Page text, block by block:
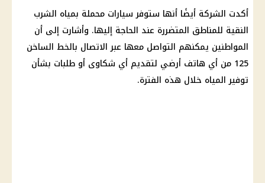
أكدت الشركة أيضًا أنها ستوفرسيارات محملة بمياه الشرب
النقية للمناطق المتضررة عند الحاجة إليها. وأشارت إلى أن
المواطنين يمكنهم التواصل معها عبر الاتصال بالخط الساخن
125 من أي
هاتف أرضي لتقديم أي شكاوى أو طلبات بشأن
توفير المياه خلال هذه الفترة.